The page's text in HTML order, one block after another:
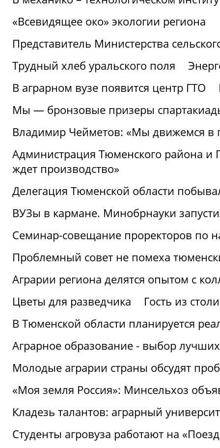
«Всевидящее око» экологии региона
Представитель Министерства
Трудный хлеб уральского поля
В аграрном вузе появится центр ГТО
Мы — бронзовые призеры
Владимир Чейметов: «Мы движемся в
Администрация Тюменского района и
ждет производство»
Делегация Тюменской области
ВУЗы в кармане. Минобрнауки
Семинар-совещание проректоров по
Проблемный совет не помеха
Аграрии региона делятся опытом с
Цветы для разведчика
Гость из
В Тюменской области планируется
Аграрное образование - выбор лучших
Молодые аграрии страны обсудят
«Моя земля Россия»: Минсельхоз
Кладезь талантов: аграрный
Студенты агровуза работают на